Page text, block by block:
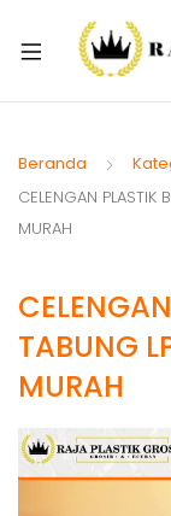
Beranda
CELENGAN PLASTIK
MURAH
TABUNG
MURAH